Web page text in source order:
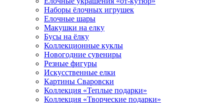
Наборы ёлочных игрушек
Елочные шары
Макушки на елку
Бусы на ёлку
Коллекционные куклы
Новогодние сувениры
Резные фигуры
Искусственные елки
Картины Сваровски
Коллекция «Теплые подарки»
Коллекция «Творческие подарки»